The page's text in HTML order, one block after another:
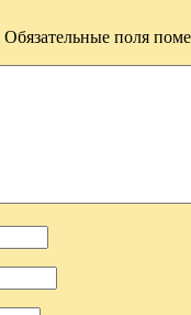
Обязательные поля